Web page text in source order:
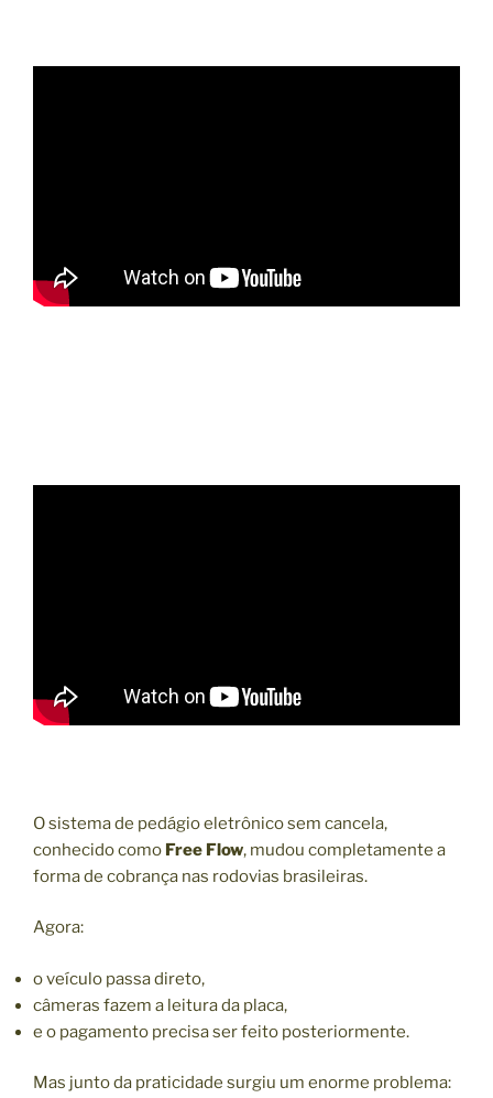
O sistema de pedágio eletrônico sem cancela,
conhecido como Free Flow, mudou completamente a
forma de cobrança nas rodovias brasileiras.
Agora:
o veículo passa direto,
câmeras fazem a leitura da placa,
e o pagamento precisa ser feito posteriormente.
Mas junto da praticidade surgiu um enorme problema: